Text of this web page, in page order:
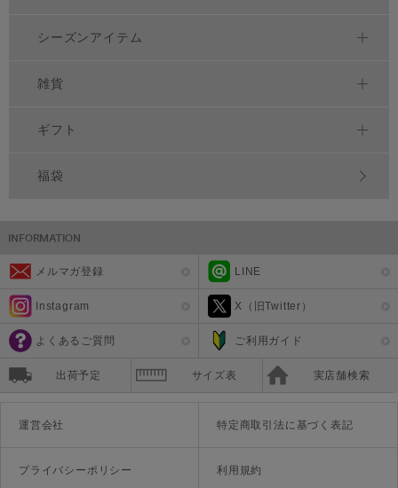
シーズンアイテム
雑貨
ギフト
福袋
メルマガ登録 LINE
Instagram X（旧Twitter）
よくあるご質問 ご利用ガイド
出荷予定 サイズ表 実店舗検索
運営会社 特定商取引法に基づく表記
プライバシーポリシー 利用規約